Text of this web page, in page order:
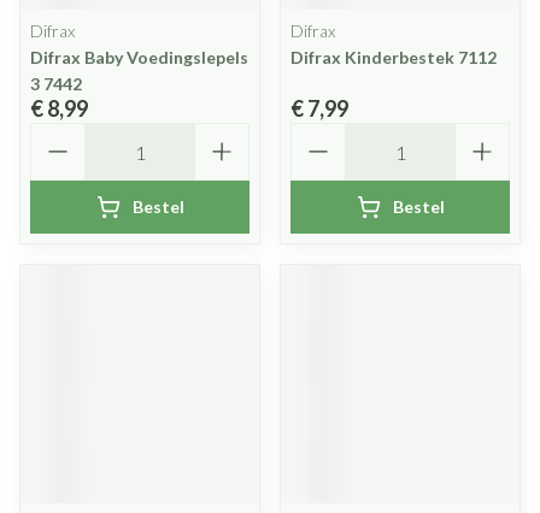
Difrax
Difrax Baby Voedingslepels
3 7442
€ 8,99
Bestel
Difrax
Difrax Kinderbestek 7112
€ 7,99
Bestel